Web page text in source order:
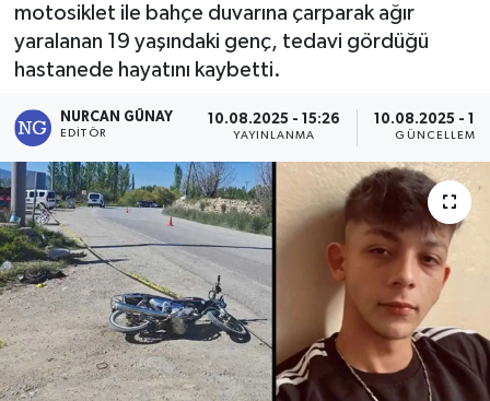
motosiklet ile bahçe duvarına çarparak ağır
yaralanan 19 yaşındaki genç, tedavi gördüğü
hastanede hayatını kaybetti.
NURCAN GÜNAY
EDITÖR
10.08.2025 - 15:26
YAYINLANMA
10.08.2025 -
GÜNCELLEME
Dumlupınar
Dünya
Eğitim
Ekonomi
Emet
Foto Galeri
Gediz